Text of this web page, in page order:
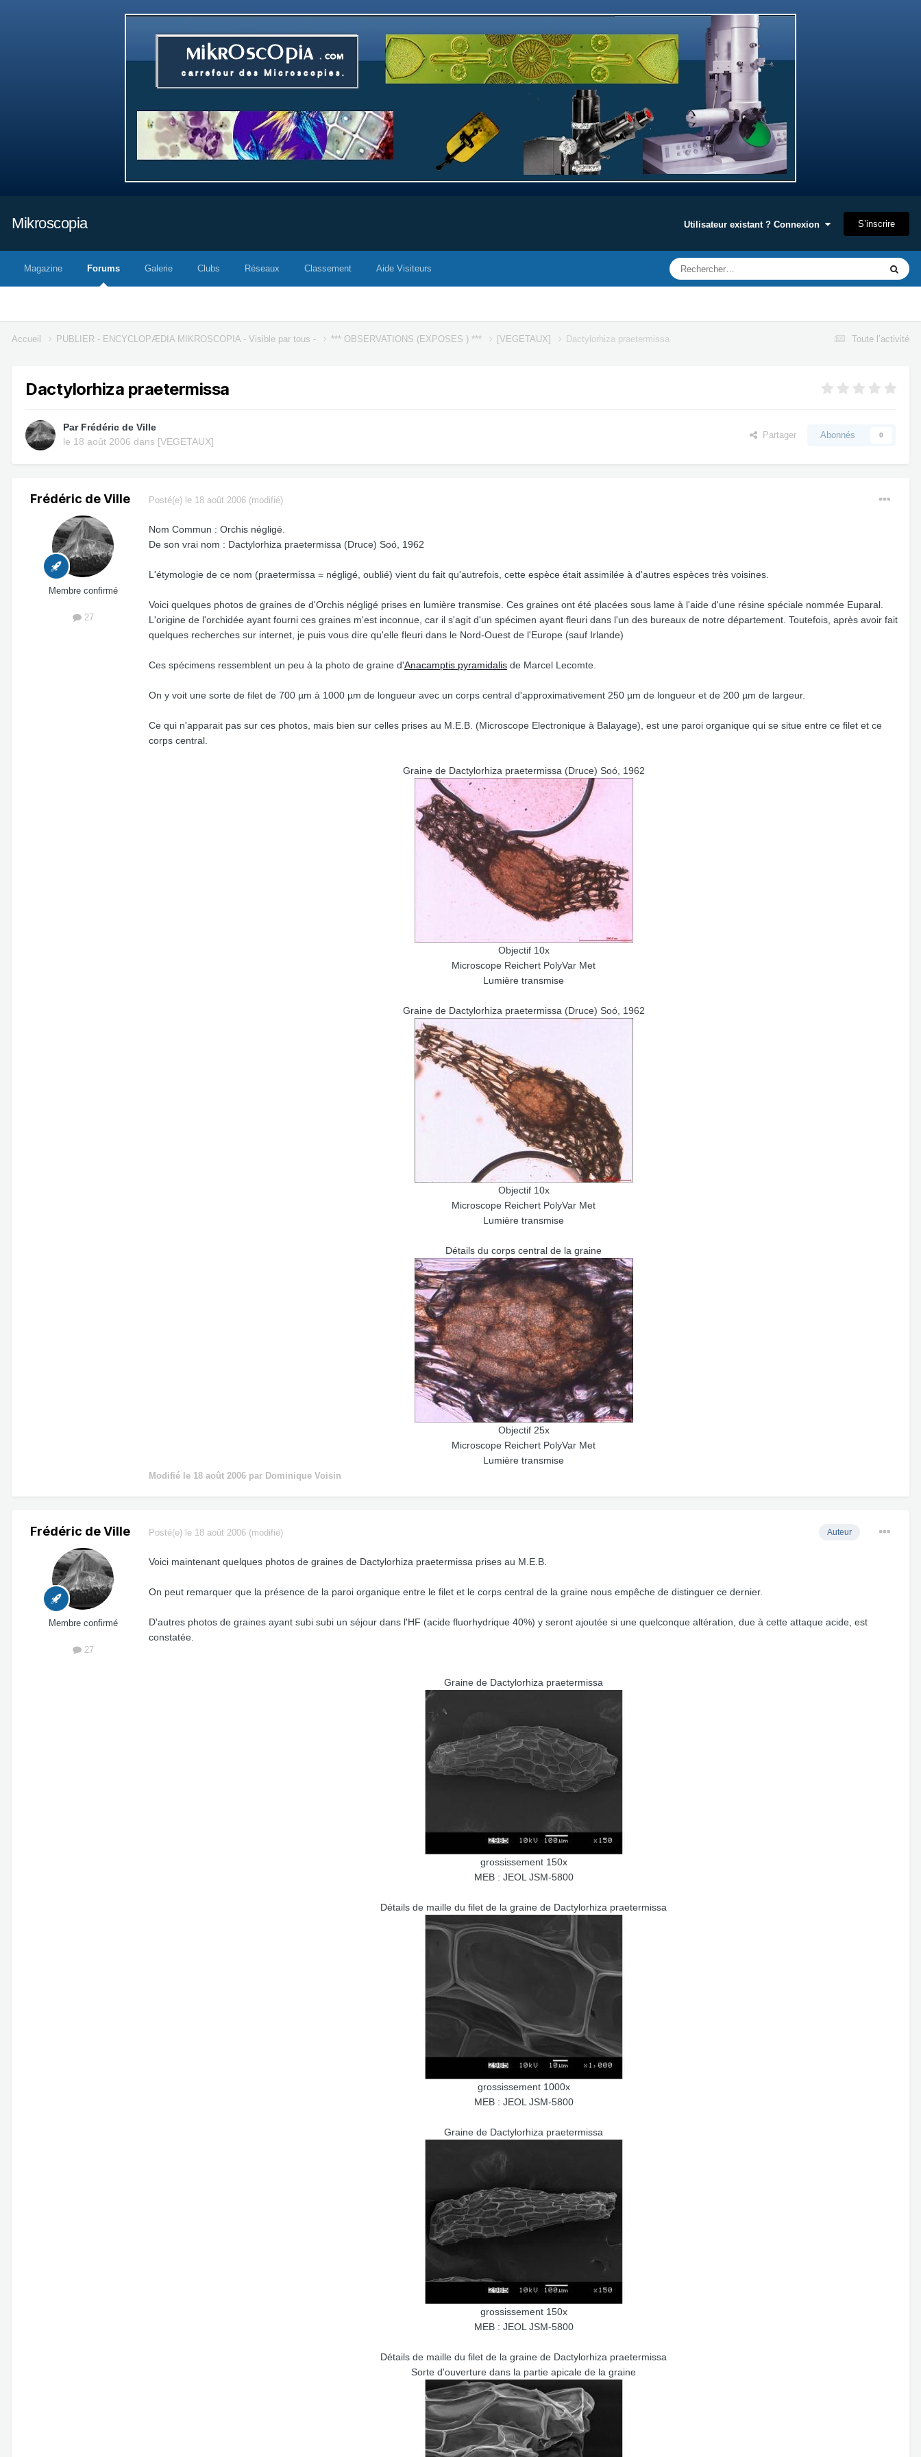
Mikroscopia Utilisateur existant ? Connexion S’inscrire
Magazine Forums Galerie Clubs Réseaux Classement Aide Visiteurs
Toute l’activité
Accueil PUBLIER - ENCYCLOPÆDIA MIKROSCOPIA - Visible par tous - *** OBSERVATIONS (EXPOSES ) *** [VEGETAUX] Dactylorhiza praetermissa
Dactylorhiza praetermissa
Par Frédéric de Ville
le 18 août 2006 dans [VEGETAUX]
Partager Abonnés 0
Frédéric de Ville
Membre confirmé
27
Posté(e) le 18 août 2006 (modifié)
Nom Commun : Orchis négligé.
De son vrai nom : Dactylorhiza praetermissa (Druce) Soó, 1962
L'étymologie de ce nom (praetermissa = négligé, oublié) vient du fait qu'autrefois, cette espèce était assimilée à d'autres espèces très voisines.
Voici quelques photos de graines de d'Orchis négligé prises en lumière transmise. Ces graines ont été placées sous lame à l'aide d'une résine spéciale nommée Euparal.
L'origine de l'orchidée ayant fourni ces graines m'est inconnue, car il s'agit d'un spécimen ayant fleuri dans l'un des bureaux de notre département. Toutefois, après avoir fait
quelques recherches sur internet, je puis vous dire qu'elle fleuri dans le Nord-Ouest de l'Europe (sauf Irlande)
Ces spécimens ressemblent un peu à la photo de graine d'Anacamptis pyramidalis de Marcel Lecomte.
On y voit une sorte de filet de 700 µm à 1000 µm de longueur avec un corps central d'approximativement 250 µm de longueur et de 200 µm de largeur.
Ce qui n'apparait pas sur ces photos, mais bien sur celles prises au M.E.B. (Microscope Electronique à Balayage), est une paroi organique qui se situe entre ce filet et ce
corps central.
Graine de Dactylorhiza praetermissa (Druce) Soó, 1962
Objectif 10x
Microscope Reichert PolyVar Met
Lumière transmise
Graine de Dactylorhiza praetermissa (Druce) Soó, 1962
Objectif 10x
Microscope Reichert PolyVar Met
Lumière transmise
Détails du corps central de la graine
Objectif 25x
Microscope Reichert PolyVar Met
Lumière transmise
Modifié le 18 août 2006 par Dominique Voisin
Frédéric de Ville
Membre confirmé
27
Auteur
Posté(e) le 18 août 2006 (modifié)
Voici maintenant quelques photos de graines de Dactylorhiza praetermissa prises au M.E.B.
On peut remarquer que la présence de la paroi organique entre le filet et le corps central de la graine nous empêche de distinguer ce dernier.
D'autres photos de graines ayant subi subi un séjour dans l'HF (acide fluorhydrique 40%) y seront ajoutée si une quelconque altération, due à cette attaque acide, est
constatée.
Graine de Dactylorhiza praetermissa
grossissement 150x
MEB : JEOL JSM-5800
Détails de maille du filet de la graine de Dactylorhiza praetermissa
grossissement 1000x
MEB : JEOL JSM-5800
Graine de Dactylorhiza praetermissa
grossissement 150x
MEB : JEOL JSM-5800
Détails de maille du filet de la graine de Dactylorhiza praetermissa
Sorte d'ouverture dans la partie apicale de la graine